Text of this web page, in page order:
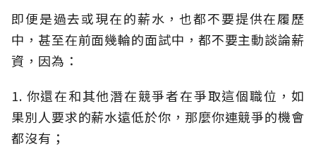
即便是過去或現在的薪水，也都不要提供在履歷
中，甚至在前面幾輪的面試中，都不要主動談論薪
資，因為：
1. 你還在和其他潛在競爭者在爭取這個職位，如
果別人要求的薪水遠低於你，那麼你連競爭的機會
都沒有；